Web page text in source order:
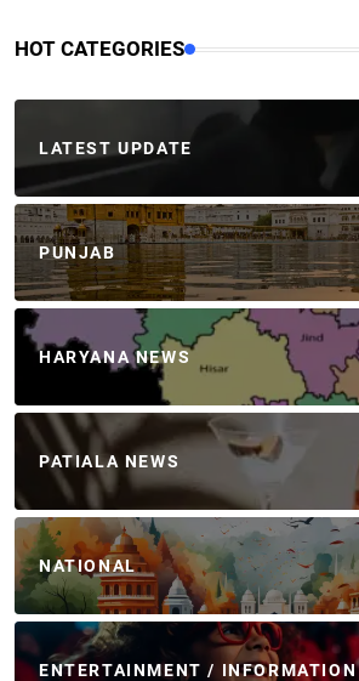
HOT CATEGORIES
LATEST UPDATE
PUNJAB
HARYANA NEWS
PATIALA NEWS
NATIONAL
ENTERTAINMENT / INFORMATION